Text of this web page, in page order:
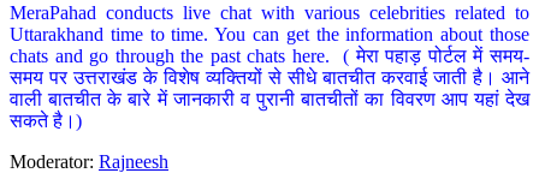
MeraPahad conducts live chat with various celebrities related to
Uttarakhand time to time. You can get the information about those
chats and go through the past chats here. ( मेरा पहाड़ पोर्टल में समय-
समय पर उत्तराखंड के विशेष व्यक्तियों से सीधे बातचीत करवाई जाती है। आने
वाली बातचीत के बारे में जानकारी व पुरानी बातचीतों का विवरण आप यहां देख
सकते है।)
Moderator: Rajneesh